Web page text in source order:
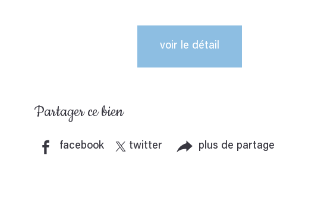
voir le détail
Partager ce bien
facebook twitter plus de partage